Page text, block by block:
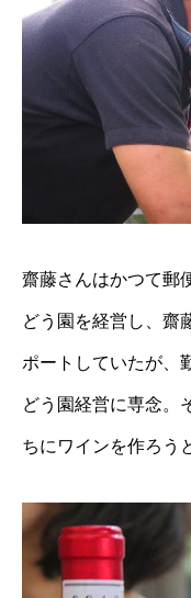
齋藤さんはかつて郵
どう園を経営し、齋
ポートしていたが、
どう園経営に専念。
ちにワインを作ろう